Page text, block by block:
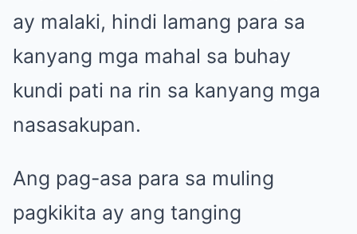
ay malaki, hindi lamang para sa
kanyang mga mahal sa buhay
kundi pati na rin sa kanyang mga
nasasakupan.
Ang pag-asa para sa muling
pagkikita ay ang tanging